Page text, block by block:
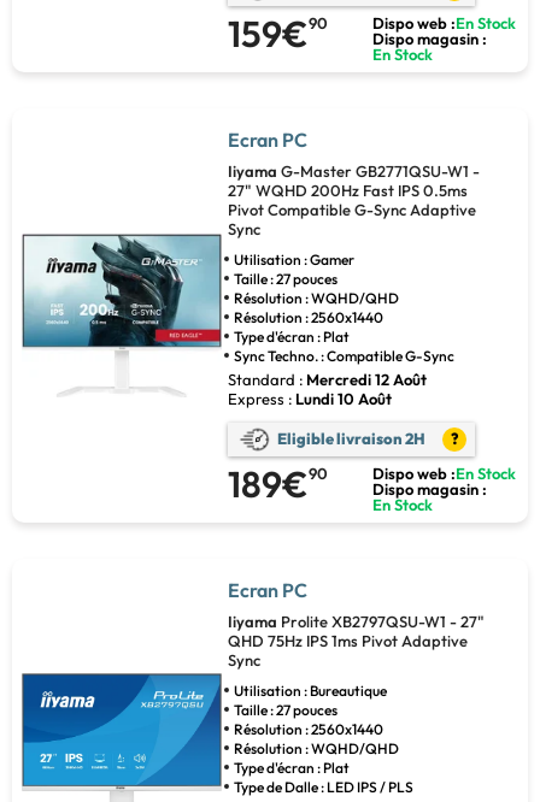
159€90 Dispo web :En Stock
Dispo magasin :
En Stock
Ecran PC
Iiyama G-Master GB2771QSU-W1 -
27" WQHD 200Hz Fast IPS 0.5ms
Pivot Compatible G-Sync Adaptive
Sync
Utilisation : Gamer
Taille : 27 pouces
Résolution : WQHD/QHD
Résolution : 2560x1440
Type d'écran : Plat
Sync Techno. : Compatible G-Sync
Standard : Mercredi 12 Août
Express : Lundi 10 Août
Eligible livraison 2H ?
189€90 Dispo web :En Stock
Dispo magasin :
En Stock
Ecran PC
Iiyama Prolite XB2797QSU-W1 - 27"
QHD 75Hz IPS 1ms Pivot Adaptive
Sync
Utilisation : Bureautique
Taille : 27 pouces
Résolution : 2560x1440
Résolution : WQHD/QHD
Type d'écran : Plat
Type de Dalle : LED IPS / PLS